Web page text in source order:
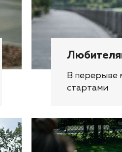
В перерыве
стартами